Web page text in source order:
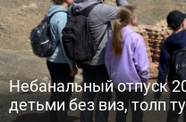
Небанальный отпуск
детьми без виз, толп